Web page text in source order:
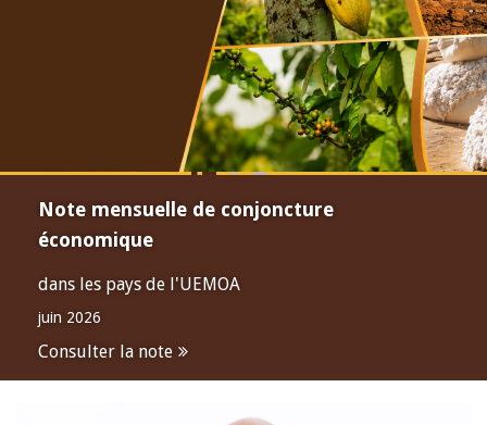
Note mensuelle de conjoncture
économique
dans les pays de l'UEMOA
juin 2026
Consulter la note